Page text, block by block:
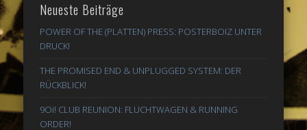
Neueste Beiträge
POWER OF THE (PLATTEN) PRESS: POSTERBOIZ UNTER
DRUCK!
THE PROMISED END & UNPLUGGED SYSTEM: DER
RÜCKBLICK!
9Oi! CLUB REUNION: FLUCHTWAGEN & RUNNING
ORDER!